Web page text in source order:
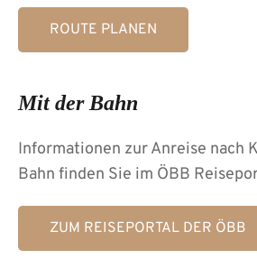
ROUTE PLANEN
Mit der Bahn
Informationen zur Anreise nach
Bahn finden Sie im ÖBB
ZUM REISEPORTAL DER ÖBB